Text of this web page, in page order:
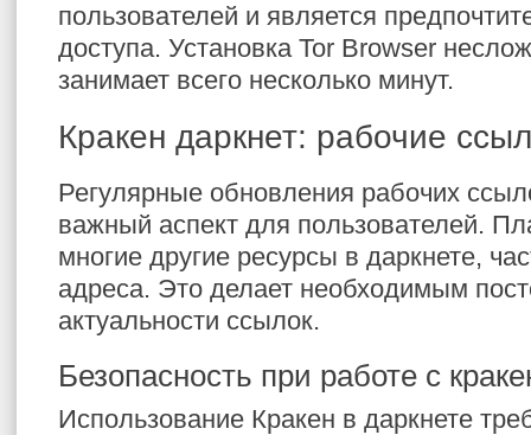
пользователей и является
доступа. Установка Tor Browser
занимает всего несколько минут.
Кракен даркнет: рабочие
Регулярные обновления рабочих
важный аспект для пользователей.
многие другие ресурсы в даркнете,
адреса. Это делает необходимым
актуальности ссылок.
Безопасность при работе с
Использование Кракен в даркнете